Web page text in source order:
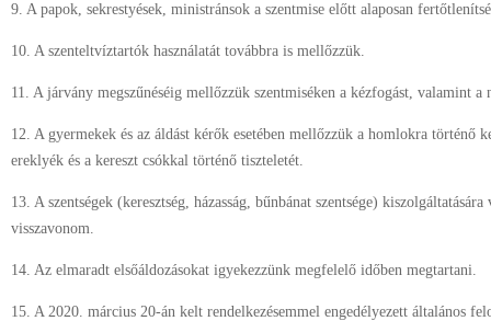
9. A papok, sekrestyések, ministránsok a szentmise előtt alaposan
10. A szenteltvíztartók használatát továbbra is mellőzzük.
11. A járvány megszűnéséig mellőzzük szentmiséken a kézfogást, valamint a
12. A gyermekek és az áldást kérők esetében mellőzzük a homlokra történő
ereklyék és a kereszt csókkal történő tiszteletét.
13. A szentségek (keresztség, házasság, bűnbánat szentsége)
visszavonom.
14. Az elmaradt elsőáldozásokat igyekezzünk megfelelő időben megtartani.
15. A 2020. március 20-án kelt rendelkezésemmel engedélyezett általános